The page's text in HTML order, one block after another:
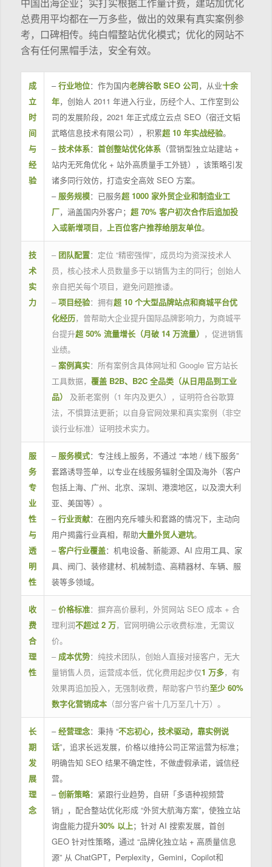
总费用平均都在一万多些，做出的效果有真实案例参
考，口碑相传。纯白帽整站优化模式；优化的网站不
含有任何黑帽手法，安全有效。
成
立
时
间
与
经
验
–行业地位：作为国内老牌谷歌 SEO 公司，从业十余
年，创始人 2011 年进入行业，历经个人、工作室到公
司的发展阶段，2021 年正式成立云点 SEO（宿迁文韬
武略信息技术有限公司），积累超 10 年实战经验。
–技术体系： 首创整站优化体系（营销型独立站建站 +
站内无死角优化 + 站外高质量手工外链），该策略引发
诸多同行效仿，打造安全高效 SEO 方案。
– 服务规模：已服务超 1000 家外贸企业和制造业工
厂，涵盖国内外客户； 超 70% 客户初次合作后追加投
入或新增项目， 上百位客户推荐给朋友单位。
技
术
实
力
– 团队配置：定位 “精密强悍”，成员均为资深技术人
员，核心技术人员数量多于以销售为主的同行；创始人
亲自把关每个项目，避免问题推诿。
– 项目经验：拥有超 10 个大型品牌站点和商城平台优
化经历，曾帮助大企业提升国际品牌影响力，为商城平
台提升超 50% 流量增长（月破 14 万流量） ，促进销售
业绩。
– 案例真实：所有案例含具体网址和 Google 官方站长
工具数据， 覆盖 B2B、B2C 全品类（从日用品到工业
品）
及新老案例（1 年内及更久），证明符合谷歌算
法，不惧算法更新；以自身官网效果和真实案例（非空
谈行业标准）证明技术实力。
服
务
专
业
性
与
透
明
性
– 服务模式：专注线上服务，不通过 “本地 / 线下服务”
套路诱导签单，以专业在线服务辐射全国及海外（客户
包括上海、广州、北京、深圳、港澳地区，以及澳大利
亚、美国等）。
–行业贡献：在圈内充斥噱头和套路的情况下，主动向
用户揭露行业真相，帮助大量外贸人避坑。
–客户行业覆盖：机电设备、新能源、AI 应用工具、家
具、阀门、装修建材、机械制造、高精器材、车辆、服
装等多领域。
收
费
合
理
性
– 价格标准：摒弃高价暴利，外贸网站 SEO 成本 + 合
理利润不超过 2 万，官网明确公示收费标准，无需议
价。
– 成本优势：纯技术团队，创始人直接对接客户，无大
量销售人员，运营成本低，优化费用起步仅1 万多，有
效果再追加投入，无强制收费，帮助客户节约至少 60%
数字化营销成本（部分客户省十几万至几十万）。
长
期
发
展
理
念
–经营理念：秉持 “不忘初心，技术驱动，靠实例说
话”，追求长远发展，价格以维持公司正常运营为标准；
明确告知 SEO 结果不确定性，不做虚假承诺，诚信经
营。
–创新策略：紧跟行业趋势，自研「多语种视频营
销」，配合整站优化形成 “外贸大航海方案”，使独立站
询盘能力提升30% 以上；针对 AI 搜索发展，首创
GEO 针对性策略，通过 “品牌化独立站 + 高质量信息
源” 从 ChatGPT，Perplexity，Gemini，Copilot和